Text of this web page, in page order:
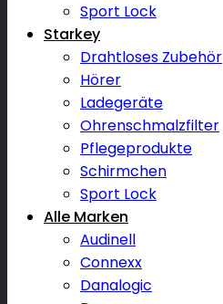
Sport Lock
Starkey
Drahtloses Zubehör
Hörer
Ladegeräte
Ohrenschmalzfilter
Pflegeprodukte
Schirmchen
Sport Lock
Alle Marken
Audinell
Connexx
Danalogic